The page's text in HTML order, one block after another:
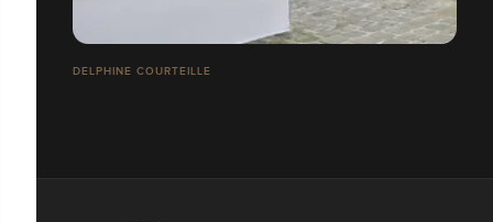
DELPHINE COURTEILLE